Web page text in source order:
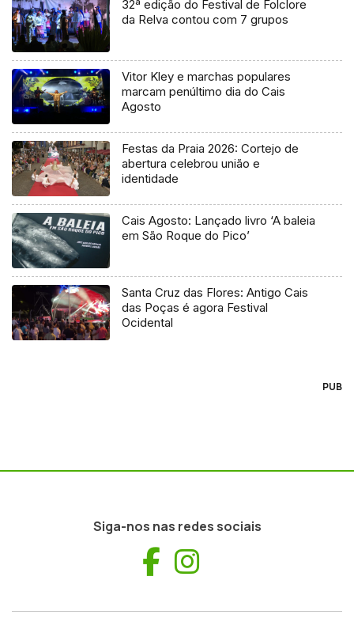
32ª edição do Festival de Folclore
da Relva contou com 7 grupos
Vitor Kley e marchas populares
marcam penúltimo dia do Cais
Agosto
Festas da Praia 2026: Cortejo de
abertura celebrou união e
identidade
Cais Agosto: Lançado livro ‘A baleia
em São Roque do Pico’
Santa Cruz das Flores: Antigo Cais
das Poças é agora Festival
Ocidental
PUB
Siga-nos nas redes sociais
Facebook